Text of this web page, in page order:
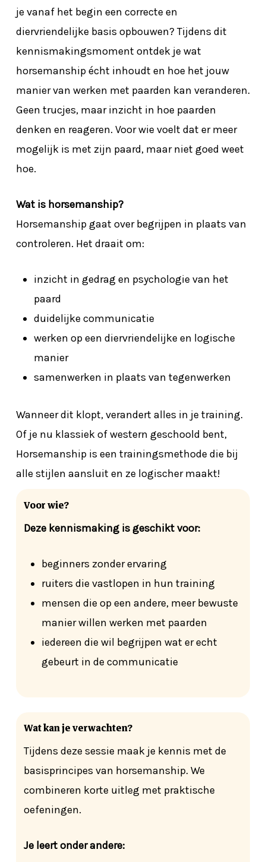
je vanaf het begin een correcte en
diervriendelijke basis opbouwen? Tijdens dit
kennismakingsmoment ontdek je wat
horsemanship écht inhoudt en hoe het jouw
manier van werken met paarden kan veranderen.
Geen trucjes, maar inzicht in hoe paarden
denken en reageren. Voor wie voelt dat er meer
mogelijk is met zijn paard, maar niet goed weet
hoe.
Wat is horsemanship?
Horsemanship gaat over begrijpen in plaats van
controleren. Het draait om:
inzicht in gedrag en psychologie van het
paard
duidelijke communicatie
werken op een diervriendelijke en logische
manier
samenwerken in plaats van tegenwerken
Wanneer dit klopt, verandert alles in je training.
Of je nu klassiek of western geschoold bent,
Horsemanship is een trainingsmethode die bij
alle stijlen aansluit en ze logischer maakt!
Wat kan je verwachten?
Tijdens deze sessie maak je kennis met de
basisprincipes van horsemanship. We
combineren korte uitleg met praktische
oefeningen.
Je leert onder andere:
Voor wie?
Deze kennismaking is geschikt voor:
beginners zonder ervaring
ruiters die vastlopen in hun training
mensen die op een andere, meer bewuste
manier willen werken met paarden
iedereen die wil begrijpen wat er echt
gebeurt in de communicatie